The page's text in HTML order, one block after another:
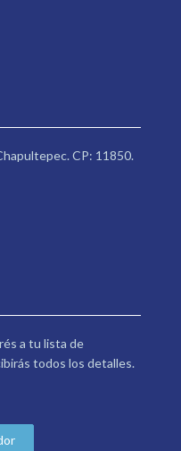
CP: 11850.
a tu lista de
todos los detalles.